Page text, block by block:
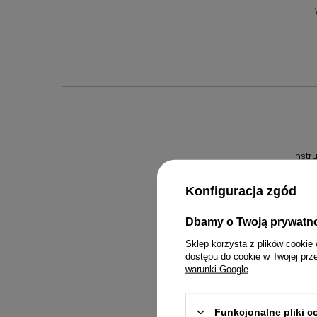
Konfiguracja zgód
Dbamy o Twoją
Sklep korzysta z plików cookie
dostępu do cookie w Twojej
warunki Google
Funkcjonalne pliki